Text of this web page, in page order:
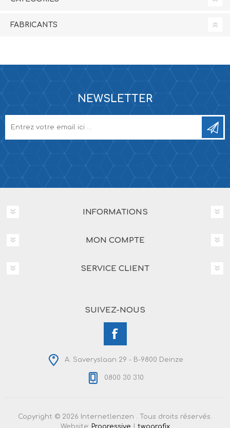
FABRICANTS
NEWSLETTER
INFORMATIONS
MON COMPTE
SERVICE CLIENT
SUIVEZ-NOUS
A. Saveryslaan 29 - B-9800 Deinze
0800 30 310
Copyright © 2026 Internetlenzen . Tous droits réservés.
Website: Progressive twografix